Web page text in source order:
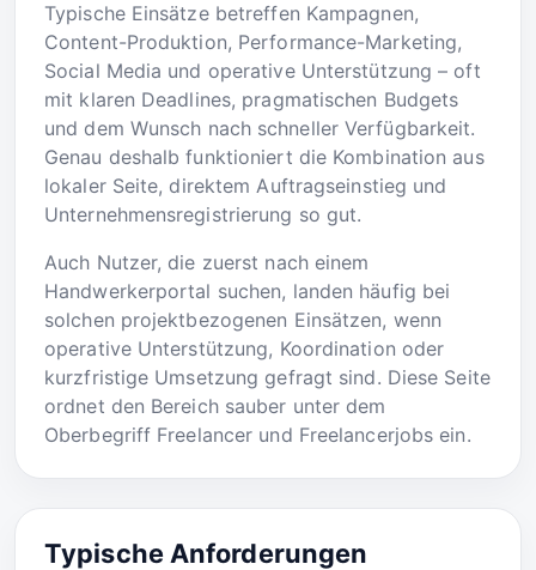
Typische Einsätze betreffen Kampagnen,
Content-Produktion, Performance-Marketing,
Social Media und operative Unterstützung – oft
mit klaren Deadlines, pragmatischen Budgets
und dem Wunsch nach schneller Verfügbarkeit.
Genau deshalb funktioniert die Kombination aus
lokaler Seite, direktem Auftragseinstieg und
Unternehmensregistrierung so gut.
Auch Nutzer, die zuerst nach einem
Handwerkerportal suchen, landen häufig bei
solchen projektbezogenen Einsätzen, wenn
operative Unterstützung, Koordination oder
kurzfristige Umsetzung gefragt sind. Diese Seite
ordnet den Bereich sauber unter dem
Oberbegriff Freelancer und Freelancerjobs ein.
Typische Anforderungen